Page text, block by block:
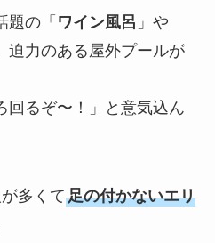
題の「 ワイン風呂 」や
迫力のある屋外プールが
回るぞ〜！」と意気込ん
多くて足の付かないエリ